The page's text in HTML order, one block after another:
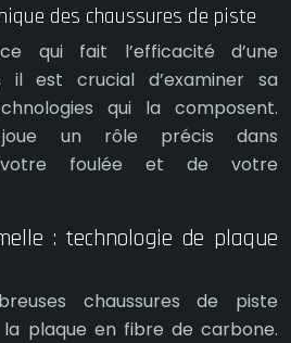
des chaussures de piste
qui fait l’efficacité d’une
il est crucial d’examiner sa
qui la composent.
joue un rôle précis dans
votre foulée et de votre
: technologie de plaque
chaussures de piste
plaque en fibre de carbone.